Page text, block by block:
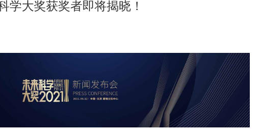
学大奖获奖者即将揭晓！